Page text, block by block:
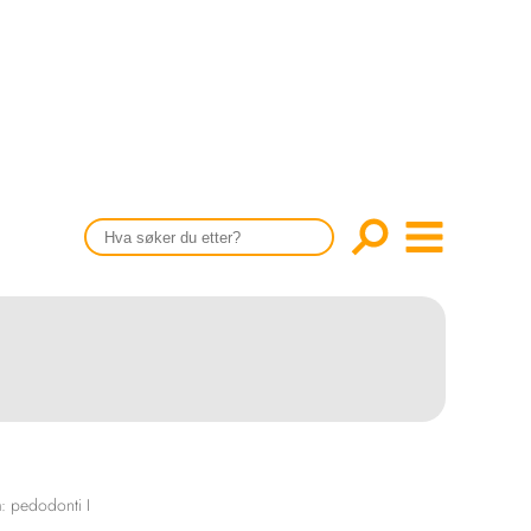
pedodonti I